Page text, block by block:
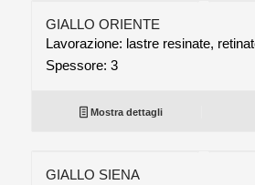
GIALLO ORIENTE
Lavorazione: lastre resinate,
Spessore: 3
Mostra dettagli
GIALLO SIENA